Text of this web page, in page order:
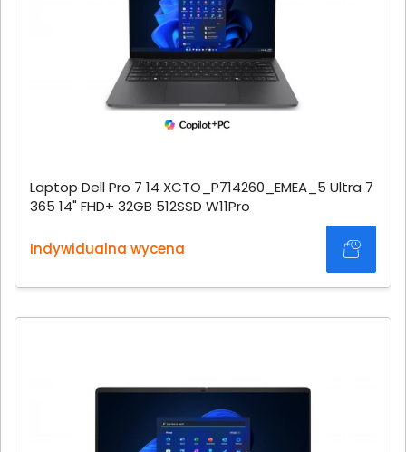
Laptop Dell Pro 7 14 XCTO_P714260_EMEA_5 Ultra 7
365 14" FHD+ 32GB 512SSD W11Pro
Indywidualna wycena